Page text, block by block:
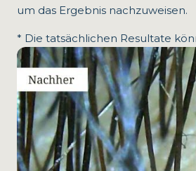
um das Ergebnis nachzuweisen.
* Die tatsächlichen Resultate